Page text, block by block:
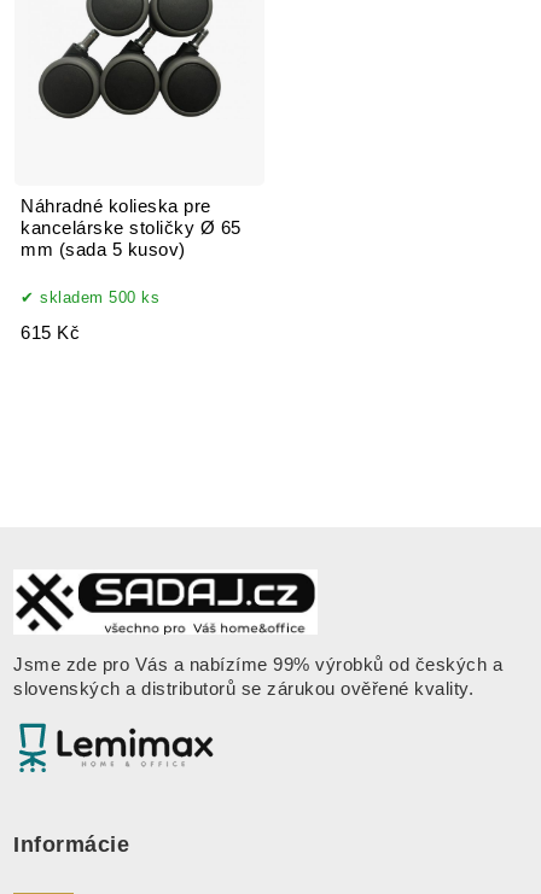
Náhradné kolieska pre
kancelárske stoličky Ø 65
mm (sada 5 kusov)
skladem 500 ks
615 Kč
Jsme zde pro Vás a nabízíme 99% výrobků od českých a
slovenských a distributorů se zárukou ověřené kvality.
Informácie